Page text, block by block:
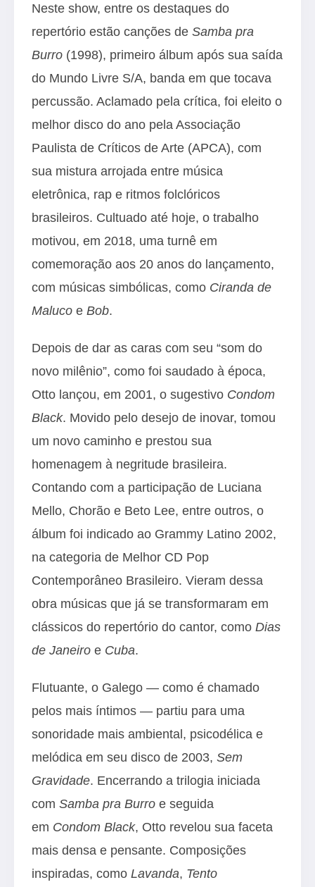
Neste show, entre os destaques do
repertório estão canções de Samba pra
Burro (1998), primeiro álbum após sua saída
do Mundo Livre S/A, banda em que tocava
percussão. Aclamado pela crítica, foi eleito o
melhor disco do ano pela Associação
Paulista de Críticos de Arte (APCA), com
sua mistura arrojada entre música
eletrônica, rap e ritmos folclóricos
brasileiros. Cultuado até hoje, o trabalho
motivou, em 2018, uma turnê em
comemoração aos 20 anos do lançamento,
com músicas simbólicas, como Ciranda de
Maluco e Bob.
Depois de dar as caras com seu “som do
novo milênio”, como foi saudado à época,
Otto lançou, em 2001, o sugestivo Condom
Black. Movido pelo desejo de inovar, tomou
um novo caminho e prestou sua
homenagem à negritude brasileira.
Contando com a participação de Luciana
Mello, Chorão e Beto Lee, entre outros, o
álbum foi indicado ao Grammy Latino 2002,
na categoria de Melhor CD Pop
Contemporâneo Brasileiro. Vieram dessa
obra músicas que já se transformaram em
clássicos do repertório do cantor, como Dias
de Janeiro e Cuba.
Flutuante, o Galego ― como é chamado
pelos mais íntimos ― partiu para uma
sonoridade mais ambiental, psicodélica e
melódica em seu disco de 2003, Sem
Gravidade. Encerrando a trilogia iniciada
com Samba pra Burro e seguida
em Condom Black, Otto revelou sua faceta
mais densa e pensante. Composições
inspiradas, como Lavanda, Tento